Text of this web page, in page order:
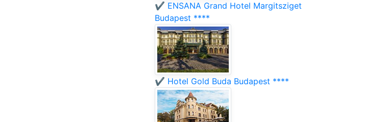
✔️ ENSANA Grand Hotel Margitsziget
Budapest ****
✔️ Hotel Gold Buda Budapest ****